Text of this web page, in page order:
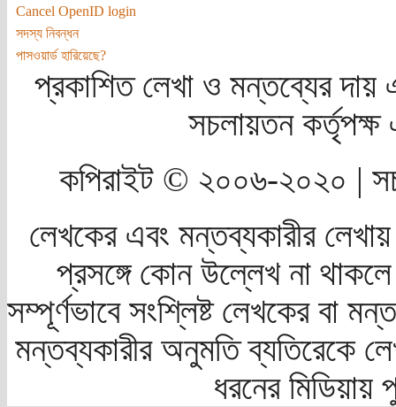
Cancel OpenID login
সদস্য নিবন্ধন
পাসওয়ার্ড হারিয়েছে?
প্রকাশিত লেখা ও মন্তব্যের দায়
সচলায়তন
কপিরাইট © ২০০৬-২০২০ |
লেখকের এবং মন্তব্যকারীর
প্রসঙ্গে কোন উল্লেখ না
সম্পূর্ণভাবে সংশ্লিষ্ট লেখকের বা
মন্তব্যকারীর অনুমতি ব্যতিরেকে
ধরনের মিডিয়ায়